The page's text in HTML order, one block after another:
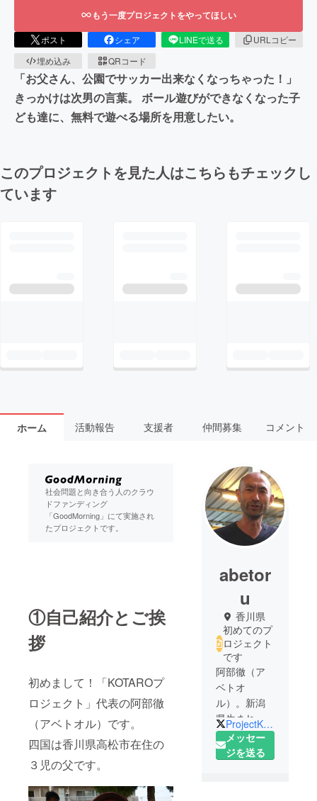
もう一度プロジェクトをやってほしい
ポスト シェア LINEで送る
URLコピー
埋め込み
QRコード
「お父さん、公園でサッカー出来なくなっちゃった！」
きっかけは次男の言葉。 ボール遊びができなくなった子
ども達に、無料で遊べる場所を用意したい。
このプロジェクトを見た人はこちらもチェックし
ています
ホーム 活動報告 支援者 仲間募集 コメント
社会問題と向き合う人のクラウ
ドファンディング
「GoodMorning」にて実施され
たプロジェクトです。
①自己紹介とご挨
拶
初めまして！「KOTAROプ
ロジェクト」代表の阿部徹
（アベトオル）です。
四国は香川県高松市在住の
３児の父です。
abetor
u
香川県
初めてのプ
ロジェクト
です
阿部徹（ア
ベトオ
ル）。新潟
県生まれ、
東京→埼玉
と暮らし現
ProjectKotaro
メッセー
ジを送る